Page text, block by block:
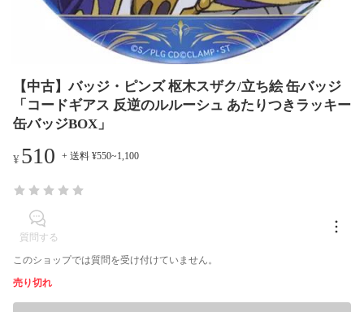
【中古】バッジ・ピンズ 枢木スザク/立ち絵 缶バッジ
「コードギアス 反逆のルルーシュ あたりつきラッキー
缶バッジBOX」
¥510 + 送料 ¥550~1,100
質問する
このショップでは質問を受け付けていません。
売り切れ